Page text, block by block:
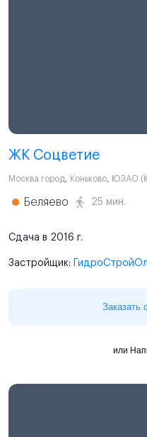
ЖК Соцветие
Москва город, Коньково, ЮЗАО
Беляево 25 мин.
Сдача в 2016 г.
Застройщик:
Заказать
или